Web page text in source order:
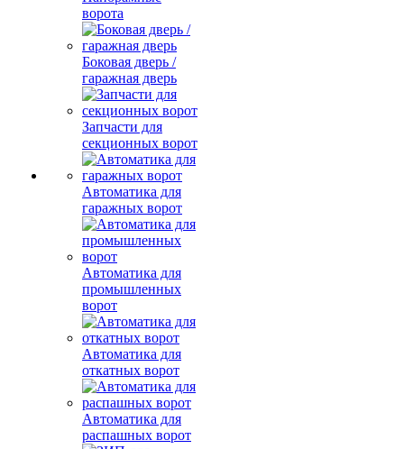
ворота
Боковая дверь /
гаражная дверь
Запчасти для
секционных ворот
Автоматика для
гаражных ворот
Автоматика для
промышленных
ворот
Автоматика для
откатных ворот
Автоматика для
распашных ворот